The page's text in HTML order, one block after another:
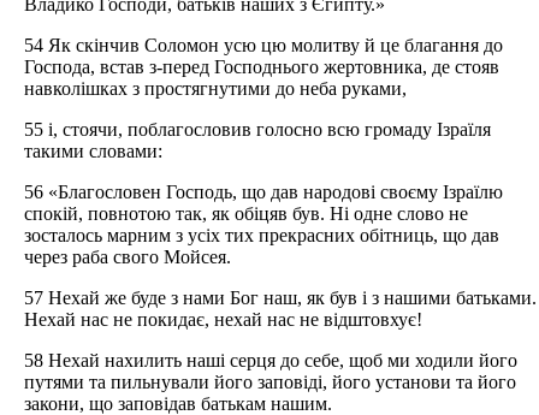
54 Як скінчив Соломон усю цю молитву й це благання до
Господа, встав з-перед Господнього жертовника, де стояв
навколішках з простягнутими до неба руками,
55 і, стоячи, поблагословив голосно всю громаду Ізраїля
такими словами:
56 «Благословен Господь, що дав народові своєму Ізраїлю
спокій, повнотою так, як обіцяв був. Ні одне слово не
зосталось марним з усіх тих прекрасних обітниць, що дав
через раба свого Мойсея.
57 Нехай же буде з нами Бог наш, як був і з нашими батьками.
Нехай нас не покидає, нехай нас не відштовхує!
58 Нехай нахилить наші серця до себе, щоб ми ходили його
путями та пильнували його заповіді, його установи та його
закони, що заповідав батькам нашим.